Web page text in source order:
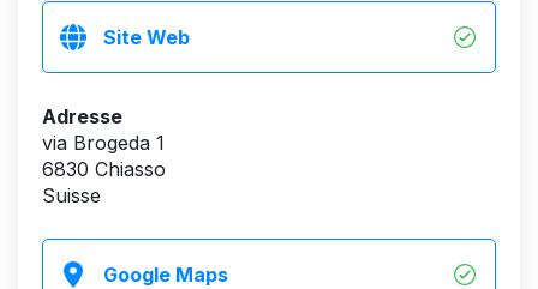
Site Web
Adresse
via Brogeda 1
6830 Chiasso
Suisse
Google Maps